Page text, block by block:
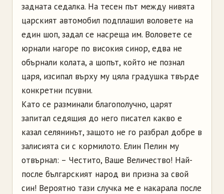
задната седалка. На тесен път между нивята
царският автомобил подплашил воловете на
един шоп, задал се насреща им. Воловете се
юрнали нагоре по високия синор, едва не
обърнали колата, а шопът, който не познал
царя, изсипал върху му цяла градушка твърде
конкретни псувни.
Като се разминали благополучно, царят
запитал седящия до него писател какво е
казал селянинът, защото не го разбрал добре в
залисията си с кормилото. Елин Пелин му
отвърнал: – Честито, Ваше Величество! Най-
после българският народ ви призна за свой
син! Вероятно тази случка ме е накарала после